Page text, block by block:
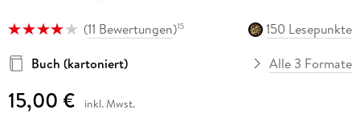
(11 Bewertungen)15
150 Lesepunkte
Buch (kartoniert)
Alle 3 Formate
15,00 € inkl. Mwst.